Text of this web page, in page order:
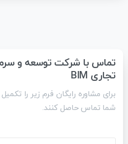
تماس با شرکت توسعه و
تجاری BIM
برای مشاوره رایگان فرم زیر را
شما تماس حاصل کنند.